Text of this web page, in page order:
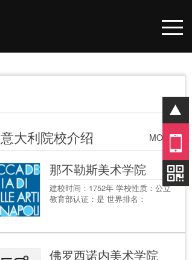
意大利院校介绍 MORE+
那不勒斯美术学院
建校时间：1752年 学校性质：公立
教育部认证：是 世界排名：
佛罗西诺内美术学院